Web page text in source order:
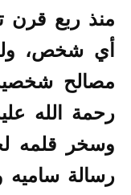
منذ ربع قرن
أي شخص،
مصالح
رحمة الله
وسخر قلمه
رسالة ساميه